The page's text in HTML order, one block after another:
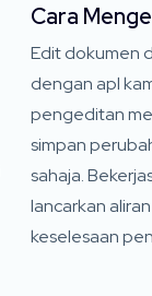
Cara
Edit dokumen
dengan apl
pengeditan
simpan
sahaja.
lancarkan
keselesaan